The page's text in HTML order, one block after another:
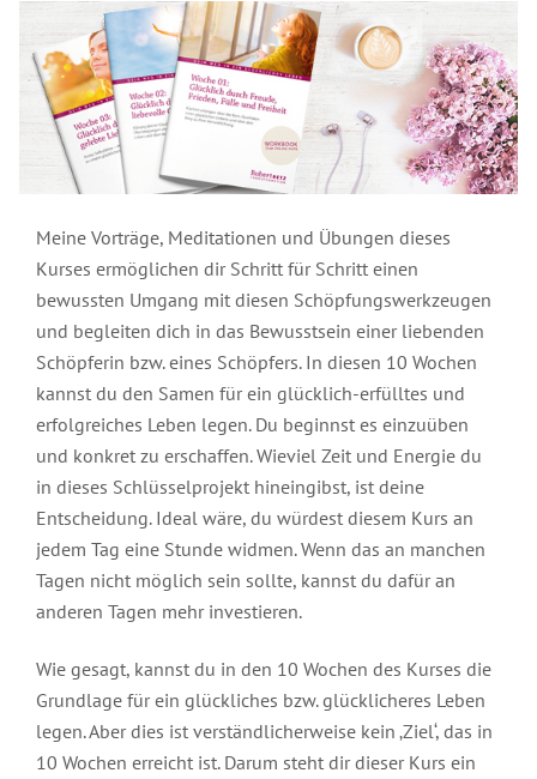
Meine Vorträge, Meditationen und Übungen dieses
Kurses ermöglichen dir Schritt für Schritt einen
bewussten Umgang mit diesen Schöpfungswerkzeugen
und begleiten dich in das Bewusstsein einer liebenden
Schöpferin bzw. eines Schöpfers. In diesen 10 Wochen
kannst du den Samen für ein glücklich-erfülltes und
erfolgreiches Leben legen. Du beginnst es einzuüben
und konkret zu erschaffen. Wieviel Zeit und Energie du
in dieses Schlüsselprojekt hineingibst, ist deine
Entscheidung. Ideal wäre, du würdest diesem Kurs an
jedem Tag eine Stunde widmen. Wenn das an manchen
Tagen nicht möglich sein sollte, kannst du dafür an
anderen Tagen mehr investieren.
Wie gesagt, kannst du in den 10 Wochen des Kurses die
Grundlage für ein glückliches bzw. glücklicheres Leben
legen. Aber dies ist verständlicherweise kein ‚Ziel‘, das in
10 Wochen erreicht ist. Darum steht dir dieser Kurs ein